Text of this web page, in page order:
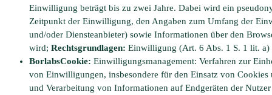
Einwilligung beträgt bis zu zwei Jahre. Dabei wird ein
Zeitpunkt der Einwilligung, den Angaben zum Umfang der
und/oder Diensteanbieter) sowie Informationen über den
wird; Rechtsgrundlagen: Einwilligung (Art. 6 Abs. 1 S. 1 lit. a)
BorlabsCookie: Einwilligungsmanagement: Verfahren zur
von Einwilligungen, insbesondere für den Einsatz von
und Verarbeitung von Informationen auf Endgeräten der